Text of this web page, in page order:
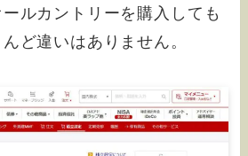
ルカントリーを購入しても
ど違いはありません。